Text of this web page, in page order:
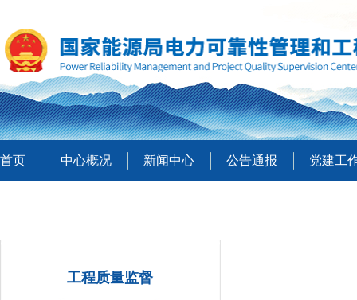
首页 中心概况 新闻中心 公告通报 党建工
工程质量监督